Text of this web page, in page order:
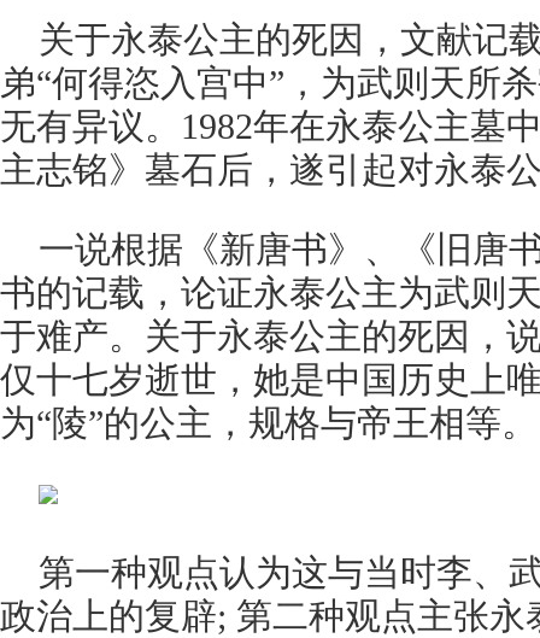
关于永泰公主的死因，文献记
弟“何得恣入宫中”，为武则天所
无有异议。1982年在永泰公主墓
主志铭》墓石后，遂引起对永泰
一说根据《新唐书》、《旧唐
书的记载，论证永泰公主为武则
于难产。关于永泰公主的死因，
仅十七岁逝世，她是中国历史上
为“陵”的公主，规格与帝王相等。
第一种观点认为这与当时李、
政治上的复辟; 第二种观点主张